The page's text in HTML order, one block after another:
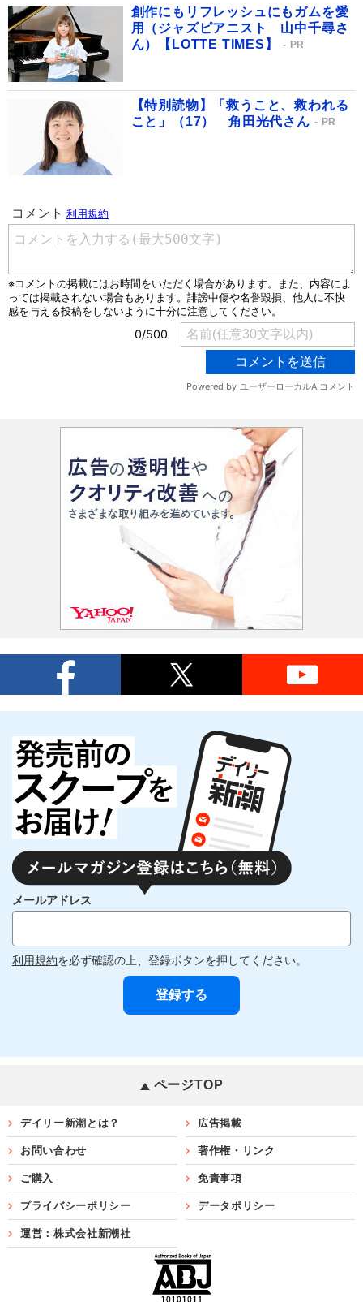
創作にもリフレッシュにもガムを愛
用（ジャズピアニスト 山中千尋さ
ん）【LOTTE TIMES】
PR
【特別読物】「救うこと、救われる
こと」（17） 角田光代さん
PR
メールアドレス
利用規約を必ず確認の上、登録ボタンを押してください。
ページTOP
デイリー新潮とは？ 広告掲載
お問い合わせ 著作権・リンク
ご購入 免責事項
プライバシーポリシー データポリシー
運営：株式会社新潮社